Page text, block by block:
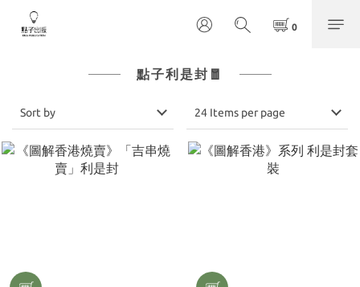
點子利是封🧧
Sort by 24 Items per page